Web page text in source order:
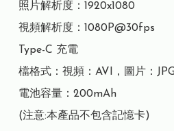
照片解析度：1920x1080
視頻解析度：1080P@30fps
Type-C 充電
檔格式：視頻：AVI，圖片：
電池容量：200mAh
(注意:本產品不包含記憶卡)